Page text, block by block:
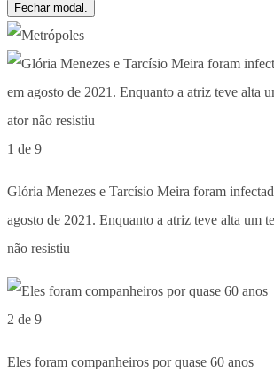
Fechar modal.
1 de 9
Glória Menezes e Tarcísio Meira foram
agosto de 2021. Enquanto a atriz teve alta um
não resistiu
2 de 9
Eles foram companheiros por quase 60 anos